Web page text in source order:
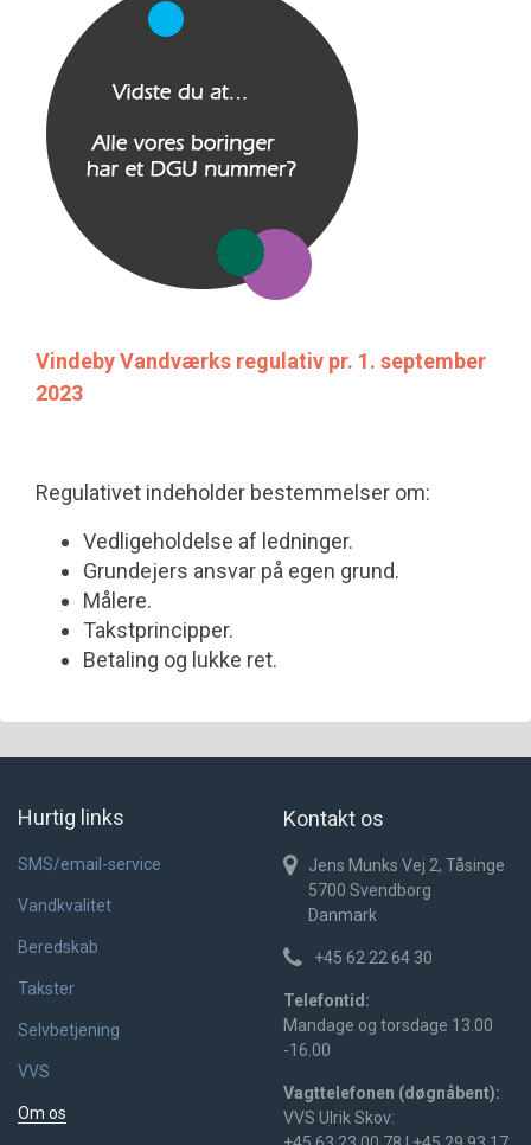
Vindeby Vandværks regulativ pr. 1. september
2023
Regulativet indeholder bestemmelser om:
Vedligeholdelse af ledninger.
Grundejers ansvar på egen grund.
Målere.
Takstprincipper.
Betaling og lukke ret.
Hurtig links
SMS/email-service
Vandkvalitet
Beredskab
Takster
Selvbetjening
VVS
Om os
Kontakt os
Jens Munks Vej 2, Tåsinge
5700 Svendborg
Danmark
+45 62 22 64 30
Telefontid:
Mandage og torsdage 13.00
-16.00
Vagttelefonen (døgnåbent):
VVS Ulrik Skov: